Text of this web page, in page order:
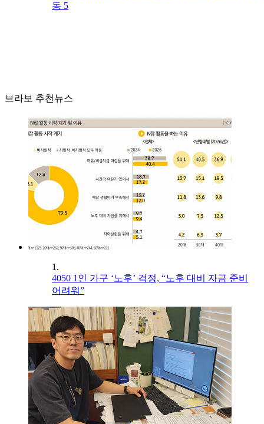
동 5
브라보 추천뉴스
1.
4050 1인 가구 ‘노후’ 걱정, “노후 대비 자금 준비
어려워”